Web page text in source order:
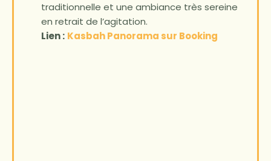
traditionnelle et une ambiance très sereine
en retrait de l’agitation.
Lien : Kasbah Panorama sur Booking